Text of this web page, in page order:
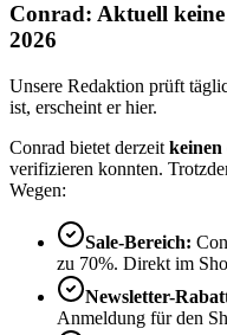
Conrad: Aktuell
2026
Unsere Redaktion prüft
ist, erscheint er hier.
Conrad bietet derzeit keinen
verifizieren konnten.
Wegen:
Sale-Bereich:
zu 70%. Direkt im
Newsletter-
Anmeldung für den